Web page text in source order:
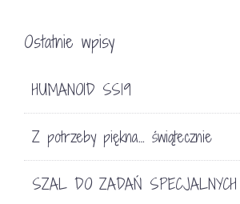
Ostatnie wpisy
HUMANOID SS19
Z potrzeby piękna… świątecznie
SZAL DO ZADAŃ SPECJALNYCH